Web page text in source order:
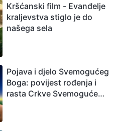
Kršćanski film - Evanđelje
kraljevstva stiglo je do
našega sela
Pojava i djelo Svemogućeg
Boga: povijest rođenja i
rasta Crkve Svemogućeg